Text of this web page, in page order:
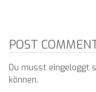
POST
Du musst eingeloggt
können.